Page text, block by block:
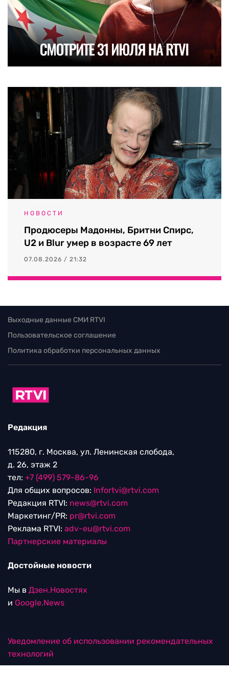
НОВОСТИ
Продюсеры Мадонны, Бритни Спирс,
U2 и Blur умер в возрасте 69 лет
07.08.2026 / 21:32
Выходные данные СМИ RTVI
Пользовательское соглашение
Политика обработки персональных данных
Редакция
115280, г. Москва, ул. Ленинская слобода,
д. 26, этаж 2
тел: +7 (499) 579-86-96
Для общих вопросов: Infortvi@rtvi.com
Редакция RTVI: news@rtvi.com
Маркетинг/PR: pr@rtvi.com
Реклама RTVI: adv-eu@rtvi.com
Партнерские материалы
Достойные новости
Мы в Дзен.Новостях
и Google.News
Уведомление об использовании рекомендательных
технологий